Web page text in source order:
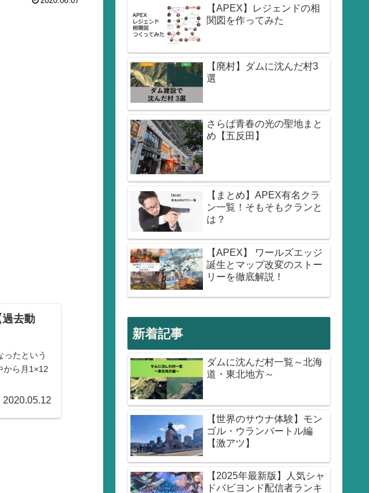
過去動
ったという
から月1×12
2020.05.12
【APEX】レジェンドの相
関図を作ってみた
【廃村】ダムに沈んだ村3
選
さらば青春の光の聖地まと
め【五反田】
【まとめ】APEX有名クラ
ン一覧！そもそもクランと
は？
【APEX】 ワールズエッジ
誕生とマップ改変のストー
リーを徹底解説！
新着記事
ダムに沈んだ村一覧～北海
道・東北地方～
【世界のサウナ体験】モン
ゴル・ウランバートル編
【激アツ】
【2025年最新版】人気シャ
ドバビヨンド配信者ランキ